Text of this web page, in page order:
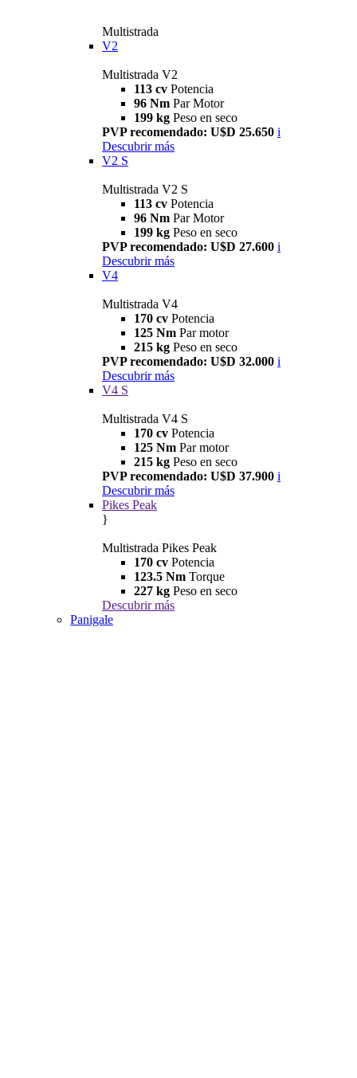
Multistrada
V2
Multistrada V2
113 cv Potencia
96 Nm Par Motor
199 kg Peso en seco
PVP recomendado: U$D 25.650 i
Descubrir más
V2 S
Multistrada V2 S
113 cv Potencia
96 Nm Par Motor
199 kg Peso en seco
PVP recomendado: U$D 27.600 i
Descubrir más
V4
Multistrada V4
170 cv Potencia
125 Nm Par motor
215 kg Peso en seco
PVP recomendado: U$D 32.000 i
Descubrir más
V4 S
Multistrada V4 S
170 cv Potencia
125 Nm Par motor
215 kg Peso en seco
PVP recomendado: U$D 37.900 i
Descubrir más
Pikes Peak
}
Multistrada Pikes Peak
170 cv Potencia
123.5 Nm Torque
227 kg Peso en seco
Descubrir más
Panigale